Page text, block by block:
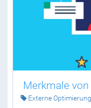
Merkmale
Externe Optimierung